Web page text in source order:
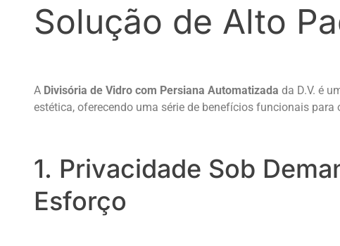
Solução de Alto
A Divisória de Vidro com Persiana Automatizada da D.V. é
estética, oferecendo uma série de benefícios funcionais para
1. Privacidade Sob
Esforço